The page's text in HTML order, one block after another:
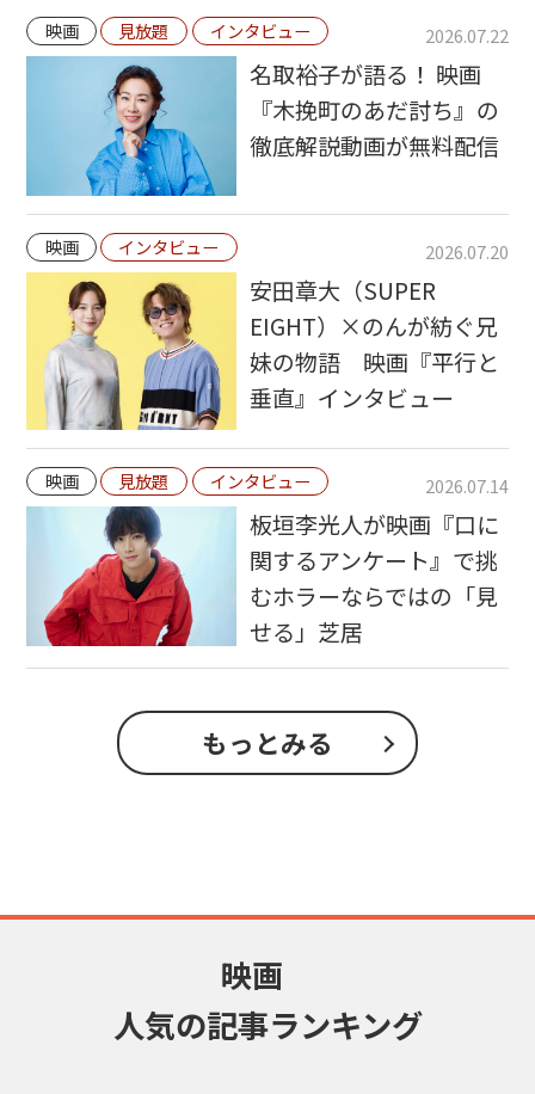
映画 見放題 インタビュー 2026.07.22
名取裕子が語る！ 映画
『木挽町のあだ討ち』の
徹底解説動画が無料配信
映画 インタビュー 2026.07.20
安田章大（SUPER
EIGHT）×のんが紡ぐ兄
妹の物語 映画『平行と
垂直』インタビュー
映画 見放題 インタビュー 2026.07.14
板垣李光人が映画『口に
関するアンケート』で挑
むホラーならではの「見
せる」芝居
もっとみる
映画
人気の記事ランキング